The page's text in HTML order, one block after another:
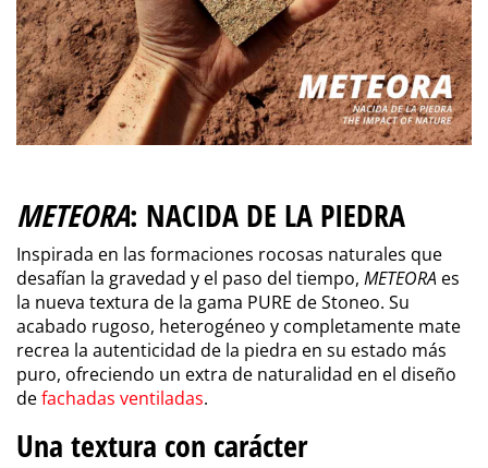
METEORA: NACIDA DE LA PIEDRA
Inspirada en las formaciones rocosas naturales que
desafían la gravedad y el paso del tiempo, METEORA es
la nueva textura de la gama PURE de Stoneo. Su
acabado rugoso, heterogéneo y completamente mate
recrea la autenticidad de la piedra en su estado más
puro, ofreciendo un extra de naturalidad en el diseño
defachadas ventiladas.
Una textura con carácter